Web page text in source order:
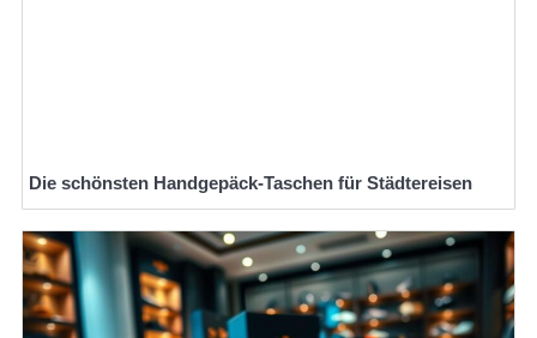
Die schönsten Handgepäck-Taschen für Städtereisen